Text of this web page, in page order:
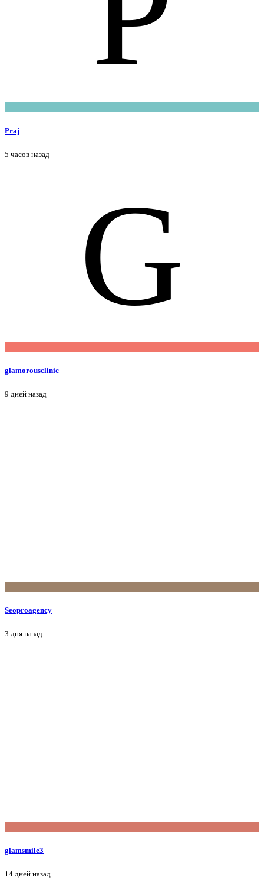
Praj
5 часов назад
G
glamorousclinic
9 дней назад
Seoproagency
3 дня назад
glamsmile3
14 дней назад